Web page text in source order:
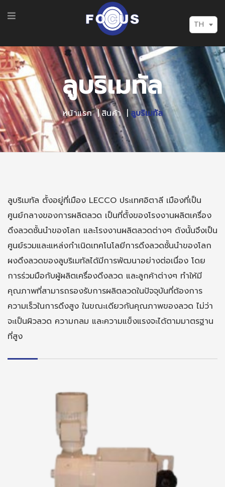
TH
ลูบริเมทัล
หน้าแรก สินค้า ลูบริเมทัล
ลูบริเมทัล ตั้งอยู่ที่เมือง LECCO ประเทศอิตาลี เมืองที่เป็น
ศูนย์กลางของการผลิตลวด เป็นที่ตั้งของโรงงานผลิตเครื่อง
ดึงลวดชั้นนำของโลก และโรงงานผลิตลวดต่างๆ ดังนั้นจึงเป็น
ศูนย์รวมและแหล่งกำเนิดเทคโนโลยีการดึงลวดชั้นนำของโลก
ผงดึงลวดของลูบริเมทัลได้มีการพัฒนาอย่างต่อเนื่อง โดย
การร่วมมือกับผู้ผลิตเครื่องดึงลวด และลูกค้าต่างๆ ทำให้มี
คุณภาพที่สามารถรองรับการผลิตลวดในปัจจุบันที่ต้องการ
ความเร็วในการดึงสูง ในขณะเดียวกันคุณภาพของลวด ไม่ว่า
จะเป็นผิวลวด ความกลม และความแข็งแรงจะได้ตามมาตรฐาน
ที่สูง